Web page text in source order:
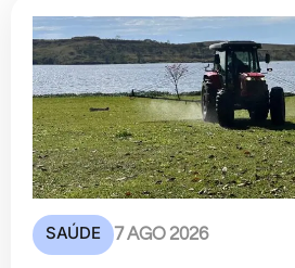
SAÚDE 7 AGO 2026